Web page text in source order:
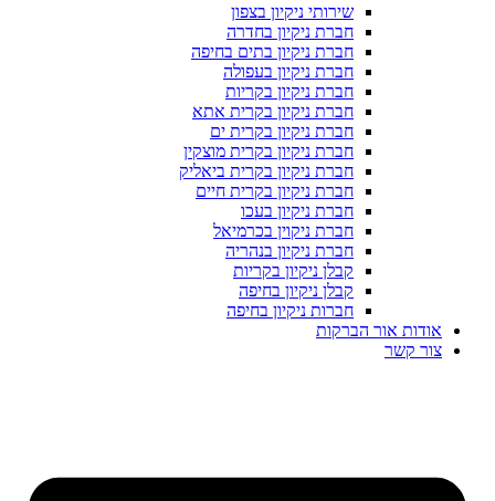
שירותי ניקיון בצפון
חברת ניקיון בחדרה
חברת ניקיון בתים בחיפה
חברת ניקיון בעפולה
חברת ניקיון בקריות
חברת ניקיון בקרית אתא
חברת ניקיון בקרית ים
חברת ניקיון בקרית מוצקין
חברת ניקיון בקרית ביאליק
חברת ניקיון בקרית חיים
חברת ניקיון בעכו
חברת ניקוין בכרמיאל
חברת ניקיון בנהריה
קבלן ניקיון בקריות
קבלן ניקיון בחיפה
חברות ניקיון בחיפה
אודות אור הברקות
צור קשר